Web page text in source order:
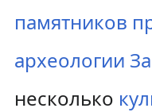
памятников
археологии
несколько